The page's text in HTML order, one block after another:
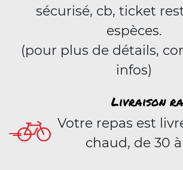
sécurisé, cb, ticket
espèces.
(pour plus de détails,
infos)
Livraison
Votre repas est
chaud, de 30